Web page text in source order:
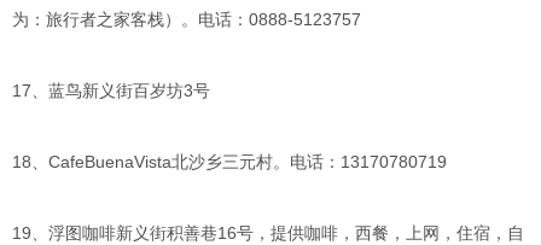
为：旅行者之家客栈）。电话：0888-5123757
17、蓝鸟新义街百岁坊3号
18、CafeBuenaVista北沙乡三元村。电话：13170780719
19、浮图咖啡新义街积善巷16号，提供咖啡，西餐，上网，住宿，自